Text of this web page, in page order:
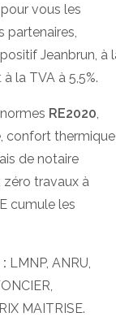
vous les
partenaires,
Jeanbrun, à
la TVA à 5,5%.
RE2020,
confort thermique
de notaire
zéro travaux à
cumule les
LMNP, ANRU,
MAITRISE.